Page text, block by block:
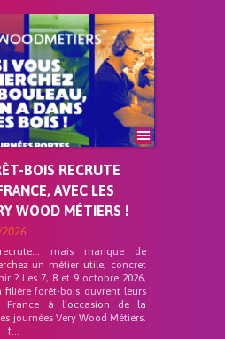
BOIS RECRUTE
AVEC LES
WOOD MÉTIERS !
mais manque de
un métier utile, concret
? Les 7, 8 et 9 octobre 2026,
filière forêt-bois ouvrent leurs
France à l’occasion de la
journées Very Wood Métiers.
f...